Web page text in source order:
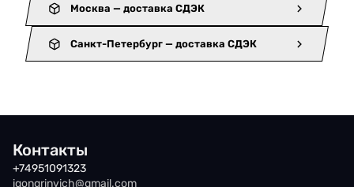
Москва — доставка СДЭК
Санкт-Петербург — доставка СДЭК
Контакты
+74951091323
iqongrinvich@gmail.com